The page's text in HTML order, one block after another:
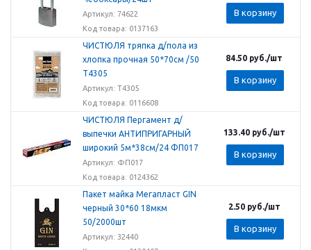
Артикул: 74622
Код товара: 0137163
В корзину
ЧИСТЮЛЯ тряпка д/пола из
хлопка прочная 50*70см /50
Т4305
Артикул: Т4305
Код товара: 0116608
84.50 руб./шт
В корзину
ЧИСТЮЛЯ Пергамент д/
выпечки АНТИПРИГАРНЫЙ
широкий 5м*38см/24 ФП017
Артикул: ФП017
Код товара: 0124362
133.40руб./шт
В корзину
Пакет майка Мегапласт GIN
черный 30*60 18мкм
50/2000шт
Артикул: 32440
2.50руб./шт
В корзину